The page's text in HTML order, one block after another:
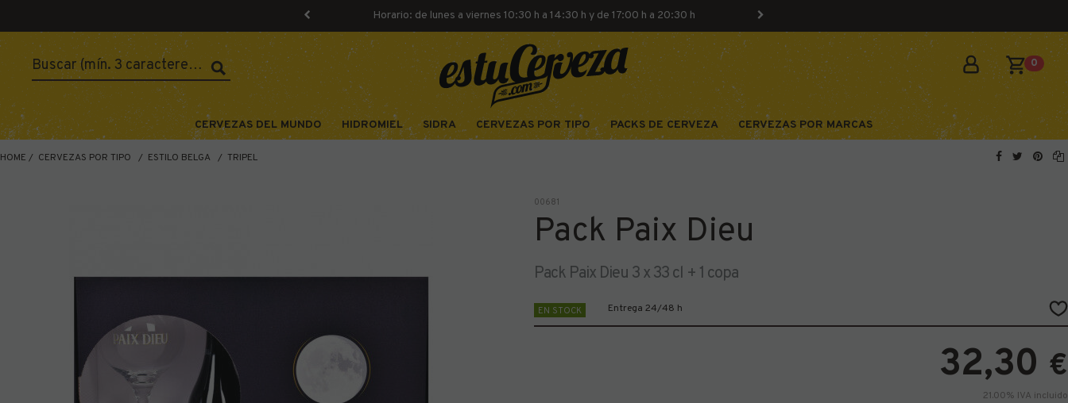
Horario: de lunes a viernes 10:30 h a 14:30 h y de 17:00 h a 20:30 h
0
CERVEZAS DEL MUNDO HIDROMIEL SIDRA CERVEZAS POR TIPO PACKS DE CERVEZA CERVEZAS POR MARCAS
HOME CERVEZAS POR TIPO ESTILO BELGA TRIPEL
00681
Pack Paix Dieu
Pack Paix Dieu 3 x 33 cl + 1 copa
EN STOCK Entrega 24/48 h
32,30 €
21.00% IVA incluido